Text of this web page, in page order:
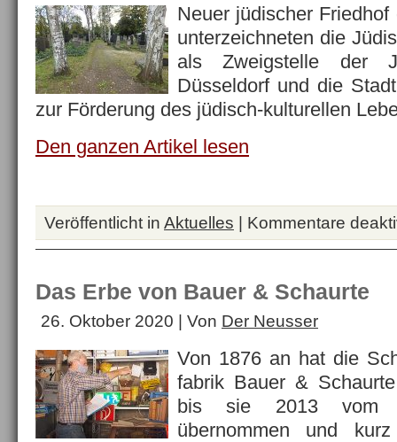
Neuer jüdischer
unterzeichneten die
als Zweigstelle der
Düsseldorf und die
zur Förderung des jüdisch-kulturellen
Den ganzen Artikel lesen
Veröffentlicht in Aktuelles | Kommentare
Das Erbe von Bauer & Schaurte
26. Oktober 2020 | Von Der Neusser
Von 1876 an hat die
fabrik Bauer &
bis sie 2013 vom
übernommen und